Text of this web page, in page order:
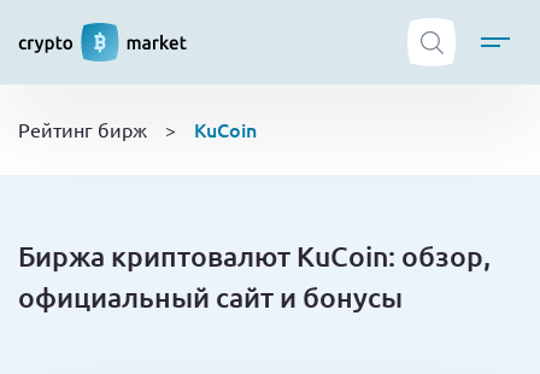
ТОП криптобирж
Криптовалюты
Кошельки
Рейтинг бирж > KuCoin
Биржа криптовалют KuCoin: обзор,
официальный сайт и бонусы